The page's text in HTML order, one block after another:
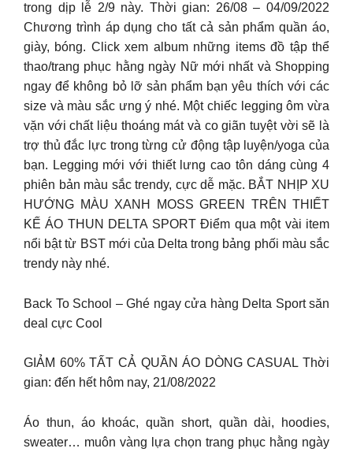
trong dịp lễ 2/9 này. Thời gian: 26/08 – 04/09/2022
Chương trình áp dụng cho tất cả sản phẩm quần áo,
giày, bóng. Click xem album những items đồ tập thể
thao/trang phục hằng ngày Nữ mới nhất và Shopping
ngay để không bỏ lỡ sản phẩm bạn yêu thích với các
size và màu sắc ưng ý nhé. Một chiếc legging ôm vừa
vặn với chất liệu thoáng mát và co giãn tuyệt vời sẽ là
trợ thủ đắc lực trong từng cử động tập luyện/yoga của
bạn. Legging mới với thiết lưng cao tôn dáng cùng 4
phiên bản màu sắc trendy, cực dễ mặc. BẮT NHỊP XU
HƯỚNG MÀU XANH MOSS GREEN TRÊN THIẾT
KẾ ÁO THUN DELTA SPORT Điểm qua một vài item
nổi bật từ BST mới của Delta trong bảng phối màu sắc
trendy này nhé.
Back To School – Ghé ngay cửa hàng Delta Sport săn
deal cực Cool
GIẢM 60% TẤT CẢ QUẦN ÁO DÒNG CASUAL Thời
gian: đến hết hôm nay, 21/08/2022
Áo thun, áo khoác, quần short, quần dài, hoodies,
sweater… muôn vàng lựa chọn trang phục hằng ngày